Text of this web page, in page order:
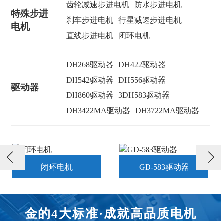
特殊步进
电机
齿轮减速步进电机
防水步进电机
刹车步进电机 行星减速步进电机
直线步进电机
闭环电机
驱动器
DH268驱动器
DH422驱动器
DH542驱动器
DH556驱动器
DH860驱动器
3DH583驱动器
DH3422MA驱动器
DH3722MA驱动器
闭环电机 GD-583驱动器
金的4大标准·成就高品质电机